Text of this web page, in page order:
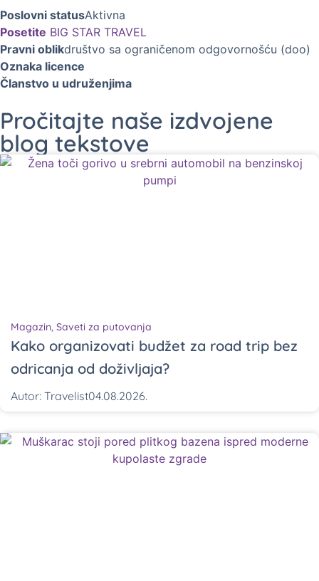
Poslovni statusAktivna
Posetite BIG STAR TRAVEL
Pravni oblikdruštvo sa ograničenom odgovornošću (doo)
Oznaka licence
Članstvo u udruženjima
Pročitajte naše izdvojene
blog tekstove
Magazin, Saveti za putovanja
Kako organizovati budžet za road trip bez
odricanja od doživljaja?
Autor: Travelist04.08.2026.